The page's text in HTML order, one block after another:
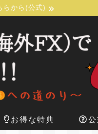
らから(公式)
お得な特典